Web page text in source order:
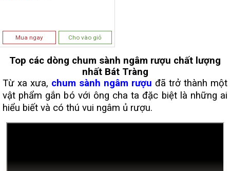
Mua ngay Cho vào giỏ
Top các dòng chum sành ngâm rượu chất lượng
nhất Bát Tràng
Từ xa xưa, chum sành ngâm rượu đã trở thành một
vật phẩm gắn bó với ông cha ta đặc biệt là những ai
hiểu biết và có thú vui ngâm ủ rượu.